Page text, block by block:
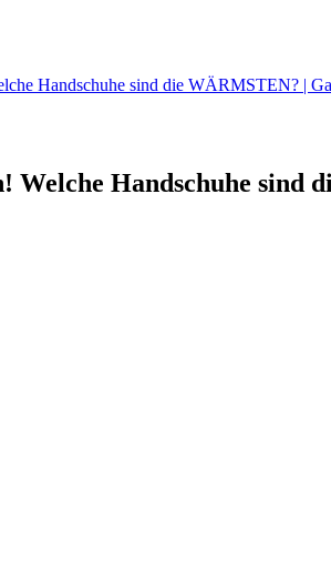
Handschuhe sind die WÄRMSTEN? |
Welche Handschuhe sind